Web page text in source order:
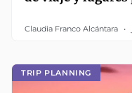
Claudia Franco Alcántara
TRIP PLANNING